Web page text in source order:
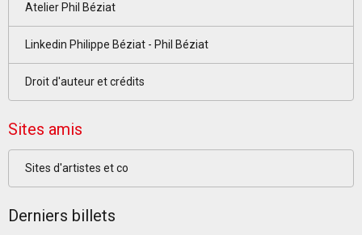
Atelier Phil Béziat
Linkedin Philippe Béziat - Phil Béziat
Droit d'auteur et crédits
Sites amis
Sites d'artistes et co
Derniers billets